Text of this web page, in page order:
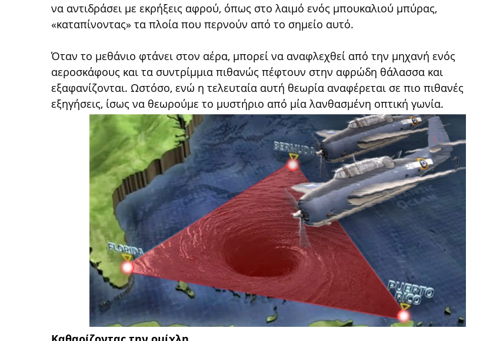
να αντιδράσει με εκρήξεις αφρού, όπως στο λαιμό ενός μπουκαλιού μπύρας,
«καταπίνοντας» τα πλοία που περνούν από το σημείο αυτό.
Όταν το μεθάνιο φτάνει στον αέρα, μπορεί να αναφλεχθεί από την μηχανή ενός
αεροσκάφους και τα συντρίμμια πιθανώς πέφτουν στην αφρώδη θάλασσα και
εξαφανίζονται. Ωστόσο, ενώ η τελευταία αυτή θεωρία αναφέρεται σε πιο πιθανές
εξηγήσεις, ίσως να θεωρούμε το μυστήριο από μία λανθασμένη οπτική γωνία.